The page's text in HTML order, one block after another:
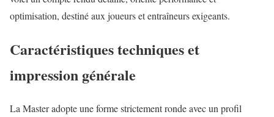
optimisation, destiné aux joueurs et entraîneurs exigeants.
Caractéristiques techniques et
impression générale
La Master adopte une forme strictement ronde avec un profil